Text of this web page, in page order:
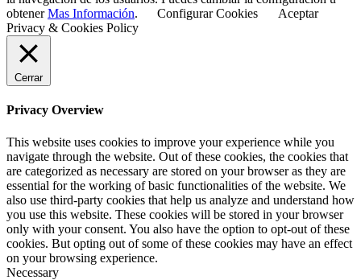
obtenerMas Información. Configurar Cookies
Aceptar
Privacy & Cookies Policy
Cerrar
Privacy Overview
This website uses cookies to improve your experience while you
navigate through the website. Out of these cookies, the cookies that
are categorized as necessary are stored on your browser as they are
essential for the working of basic functionalities of the website. We
also use third-party cookies that help us analyze and understand how
you use this website. These cookies will be stored in your browser
only with your consent. You also have the option to opt-out of these
cookies. But opting out of some of these cookies may have an effect
on your browsing experience.
Necessary